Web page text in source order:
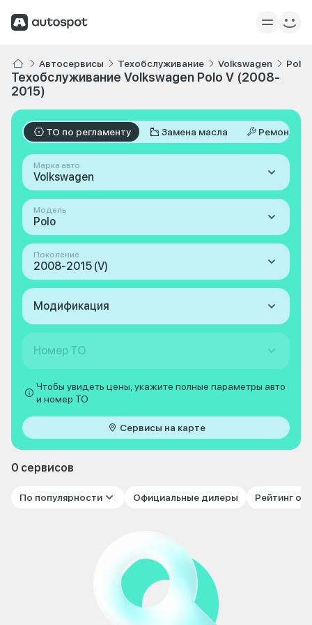
Автосервисы Техобслуживание Volkswagen Polo
Техобслуживание Volkswagen Polo V (2008-
2015)
ТО по регламенту Замена масла Ремонт
Марка авто
Volkswagen
Модель
Polo
Поколение
2008-2015 (V)
Модификация
Номер ТО
Чтобы увидеть цены, укажите полные параметры авто
и номер ТО
Сервисы на карте
0 сервисов
По популярности Официальные дилеры Рейтинг